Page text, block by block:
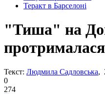
Теракт в Барселоні
"Тиша" на
Текст: Людмила Садловська,
0
274